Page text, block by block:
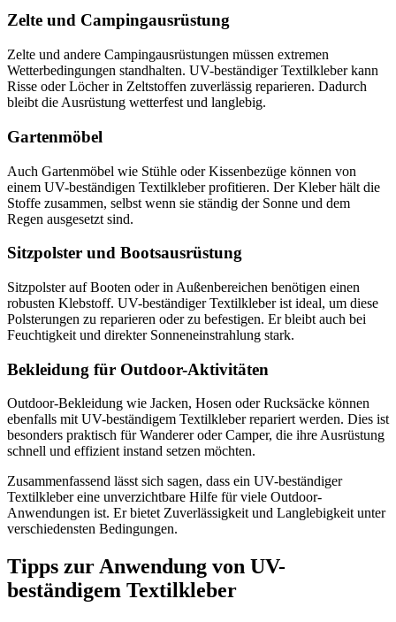
Zelte und Campingausrüstung
Zelte und andere Campingausrüstungen müssen extremen
Wetterbedingungen standhalten. UV-beständiger Textilkleber kann
Risse oder Löcher in Zeltstoffen zuverlässig reparieren. Dadurch
bleibt die Ausrüstung wetterfest und langlebig.
Gartenmöbel
Auch Gartenmöbel wie Stühle oder Kissenbezüge können von
einem UV-beständigen Textilkleber profitieren. Der Kleber hält die
Stoffe zusammen, selbst wenn sie ständig der Sonne und dem
Regen ausgesetzt sind.
Sitzpolster und Bootsausrüstung
Sitzpolster auf Booten oder in Außenbereichen benötigen einen
robusten Klebstoff. UV-beständiger Textilkleber ist ideal, um diese
Polsterungen zu reparieren oder zu befestigen. Er bleibt auch bei
Feuchtigkeit und direkter Sonneneinstrahlung stark.
Bekleidung für Outdoor-Aktivitäten
Outdoor-Bekleidung wie Jacken, Hosen oder Rucksäcke können
ebenfalls mit UV-beständigem Textilkleber repariert werden. Dies ist
besonders praktisch für Wanderer oder Camper, die ihre Ausrüstung
schnell und effizient instand setzen möchten.
Zusammenfassend lässt sich sagen, dass ein UV-beständiger
Textilkleber eine unverzichtbare Hilfe für viele Outdoor-
Anwendungen ist. Er bietet Zuverlässigkeit und Langlebigkeit unter
verschiedensten Bedingungen.
Tipps zur Anwendung von UV-
beständigem Textilkleber